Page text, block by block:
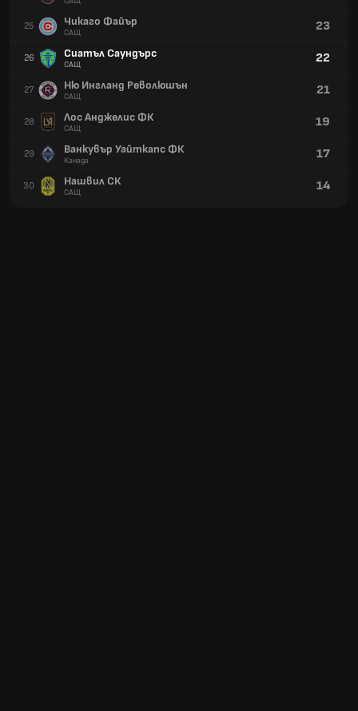
25 Чикаго Файър
САЩ 23
26 Сиатъл Саундърс
САЩ 22
27 Ню Ингланд Революшън
САЩ 21
28 Лос Анджелис ФК
САЩ 19
29 Ванкувър Уайткапс ФК
Канада 17
30 Нашвил СК
САЩ 14